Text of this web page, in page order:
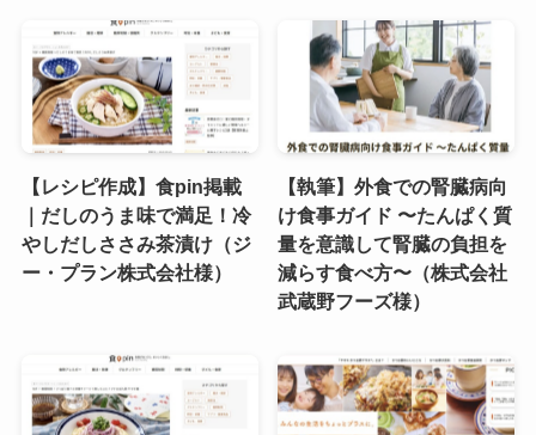
【レシピ作成】食pin掲載
｜だしのうま味で満足！冷
やしだしささみ茶漬け（ジ
ー・プラン株式会社様）
【執筆】外食での腎臓病向
け食事ガイド 〜たんぱく質
量を意識して腎臓の負担を
減らす食べ方〜（株式会社
武蔵野フーズ様）